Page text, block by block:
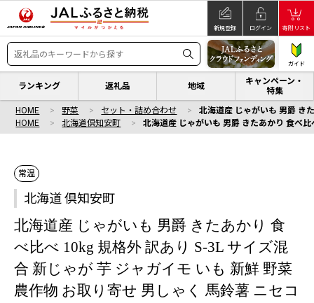
新規登録 ログイン 寄附リスト
ガイド
ランキング 返礼品 地域
キャンペーン・
特集
HOME 野菜 セット・詰め合わせ
北海道産 じゃがいも 男爵 き
HOME
北海道倶知安町 北海道産 じゃがいも 男爵 きたあかり 食べ
常温
北海道 倶知安町
北海道産 じゃがいも 男爵 きたあかり 食
べ比べ 10kg 規格外 訳あり S-3L サイズ混
合 新じゃが 芋 ジャガイモ いも 新鮮 野菜
農作物 お取り寄せ 男しゃく 馬鈴薯 ニセコ